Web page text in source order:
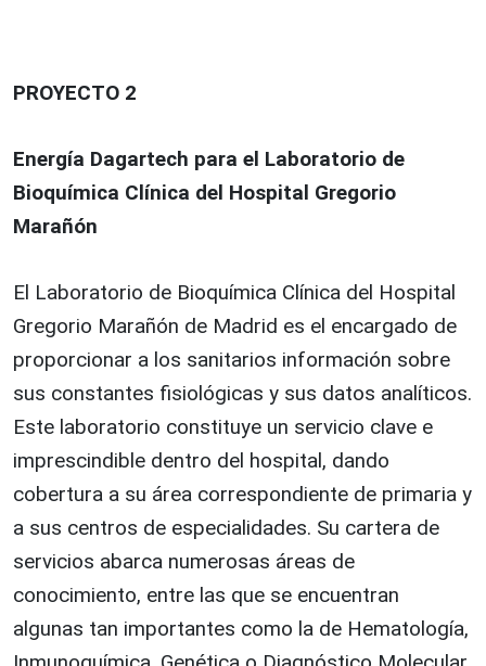
PROYECTO 2
Energía Dagartech para el Laboratorio de
Bioquímica Clínica del Hospital Gregorio
Marañón
El Laboratorio de Bioquímica Clínica del Hospital
Gregorio Marañón de Madrid es el encargado de
proporcionar a los sanitarios información sobre
sus constantes fisiológicas y sus datos analíticos.
Este laboratorio constituye un servicio clave e
imprescindible dentro del hospital, dando
cobertura a su área correspondiente de primaria y
a sus centros de especialidades. Su cartera de
servicios abarca numerosas áreas de
conocimiento, entre las que se encuentran
algunas tan importantes como la de Hematología,